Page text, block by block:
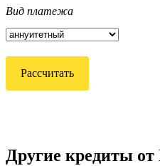
Вид платежа
Рассчитать
Другие кредиты